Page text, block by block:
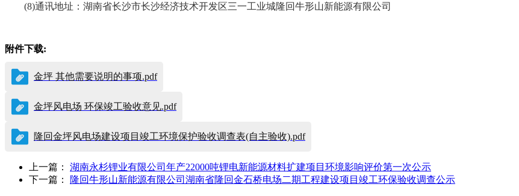
(8)通讯地址：湖南省长沙市长沙经济技术开发区三一工业城隆回牛形山新能源有限公司
附件下载:
金坪 其他需要说明的事项.pdf
金坪风电场 环保竣工验收意见.pdf
隆回金坪风电场建设项目竣工环境保护验收调查表(自主验收).pdf
上一篇： 湖南永杉锂业有限公司年产22000吨锂电新能源材料扩建项目环境影响评价第一次公示
下一篇： 隆回牛形山新能源有限公司湖南省隆回金石桥电场二期工程建设项目竣工环保验收调查公示